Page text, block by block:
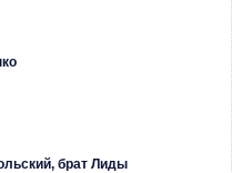
брат Лиды